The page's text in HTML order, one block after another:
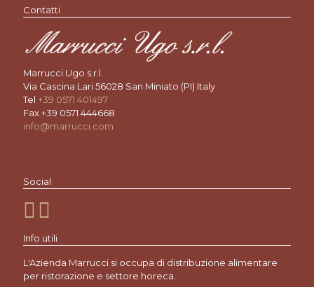
Contatti
Marrucci Ugo s.r.l.
Via Cascina Lari 56028 San Miniato (PI) Italy
Tel +39 0571 401497
Fax +39 0571 444668
info@marrucci.com
Social
Info utili
L'Azienda Marrucci si occupa di distribuzione alimentare
per ristorazione e settore horeca.